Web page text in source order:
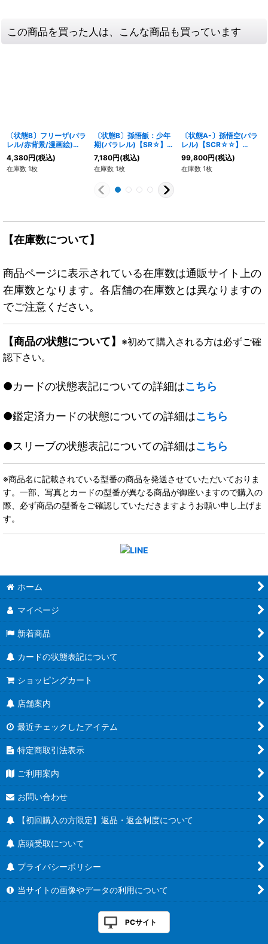
この商品を買った人は、こんな商品も買っています
〔状態B〕フリーザ(パラ
レル/赤背景/漫画絵)
【SR☆】{SB02-053}
4,380円(税込)
在庫数 1枚
〔状態B〕孫悟飯：少年
期(パラレル)【SR☆】
{FB08-106}
7,180円(税込)
在庫数 1枚
〔状態A-〕孫悟空(パラ
レル)【SCR☆☆】
{FB01-139}
99,800円(税込)
在庫数 1枚
【在庫数について】
商品ページに表示されている在庫数は通販サイト上の
在庫数となります。各店舗の在庫数とは異なりますの
でご注意ください。
【商品の状態について】 ※初めて購入される方は必ずご確
認下さい。
●カードの状態表記についての詳細はこちら
●鑑定済カードの状態についての詳細はこちら
●スリーブの状態表記についての詳細はこちら
※商品名に記載されている型番の商品を発送させていただいておりま
す。一部、写真とカードの型番が異なる商品が御座いますので購入の
際、必ず商品の型番をご確認していただきますようお願い申し上げま
す。
ホーム
マイページ
新着商品
カードの状態表記について
ショッピングカート
店舗案内
最近チェックしたアイテム
特定商取引法表示
ご利用案内
お問い合わせ
【初回購入の方限定】返品・返金制度について
店頭受取について
プライバシーポリシー
当サイトの画像やデータの利用について
PCサイト